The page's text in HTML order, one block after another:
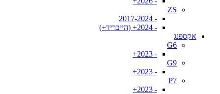
ZS
- 2017-2024
- 2024+ (הייבריד+)
אקספנג
G6
- 2023+
G9
- 2023+
P7
- 2023+